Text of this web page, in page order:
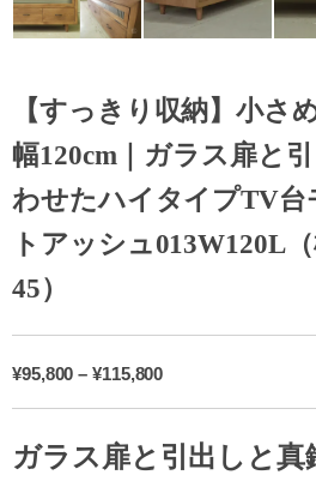
【すっきり収納】小さ
幅120cm｜ガラス扉と
わせたハイタイプTV台
トアッシュ013W120L
45）
¥95,800 –¥115,800
ガラス扉と引出しと真